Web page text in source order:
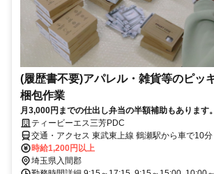
(履歴書不要)アパレル・雑貨等のピッ
梱包作業
月3,000円までの仕出し弁当の半額補助もあります。
ティービーエス三芳PDC
交通・アクセス 東武東上線 鶴瀬駅から車で10分
時給1,200円以上
埼玉県入間郡